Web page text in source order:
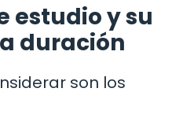
estudio y su
duración
son los